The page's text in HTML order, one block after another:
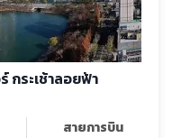
กระเช้าลอยฟ้า
สายการบิน